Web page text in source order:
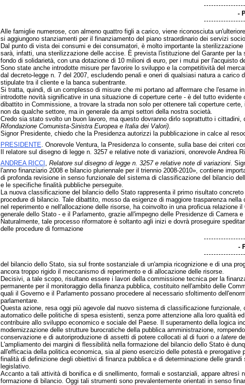
Alle famiglie numerose, con almeno quattro figli a carico, viene riconosciuta
si aggiungono stanziamenti per il finanziamento del piano straordinario dei servizi
Dal punto di vista dei consumi e dei consumatori, è molto importante la
sarà, infatti, una sterilizzazione delle accise. È prevista l'istituzione del Garante per
fondo di solidarietà, con una dotazione di 10 milioni di euro, per i mutui per l'acquisto
Sono state anche introdotte misure per favorire lo sviluppo e la competitività del
dal decreto-legge n. 7 del 2007, escludendo penali e oneri di qualsiasi natura a
stipulate tra il cliente e la banca subentrante.
Si tratta, quindi, di un complesso di misure che mi portano ad affermare che l'esame
introdotte novità significative in una situazione di coperture certe - è del tutto
dibattito in Commissione, a trovare la strada non solo per ottenere tali coperture
non da qualche settore, ma in generale da ampi settori della nostra società.
Credo sia stato svolto un buon lavoro, ma questo dovranno dirlo soprattutto i cittadini,
Rifondazione Comunista-Sinistra Europea e Italia dei Valori).
Signor Presidente, chiedo che la Presidenza autorizzi la pubblicazione in calce al
PRESIDENTE . Onorevole Ventura, la Presidenza lo consente, sulla base dei criteri
Il relatore sul disegno di legge n. 3257 e relative note di variazioni, onorevole Andrea
ANDREA RICCI Relatore sul disegno di legge n. 3257 e relative note di variazioni.
l'anno finanziario 2008 e bilancio pluriennale per il triennio 2008-2010», contiene
di profonda revisione in senso funzionale del sistema di classificazione del bilancio
e le specifiche finalità pubbliche perseguite.
La nuova classificazione del bilancio dello Stato rappresenta il primo risultato
procedure di bilancio. Tale dibattito, mosso da esigenze di maggiore trasparenza
nel reperimento e nell'allocazione delle risorse, ha coinvolto in una proficua relazione
generale dello Stato - e il Parlamento, grazie all'impegno delle Presidenze di Camera
Naturalmente, tale processo riformatore è soltanto agli inizi e dovrà proseguire
delle procedure di formazione
del bilancio dello Stato, sia sul fronte sostanziale di un'ampia ricognizione e di una
ancora troppo rigido il meccanismo di reperimento e di allocazione delle risorse.
Decisivi, a tale scopo, risultano essere i lavori della commissione tecnica per la
permanente per il monitoraggio della finanza pubblica, costituito nell'ambito delle
quali il Governo e il Parlamento possano procedere al necessario sfoltimento
parlamentare.
Questa azione, resa oggi più agevole dal nuovo sistema di classificazione
automatico delle politiche di spesa esistenti, senza porre attenzione alla loro qualità
contribuire allo sviluppo economico e sociale del Paese. Il superamento della logica
modernizzazione delle strutture burocratiche della pubblica amministrazione,
conservazione e di autoriproduzione di assetti di potere collocati al di fuori o a latere
L'ampliamento dei margini di flessibilità nella formazione del bilancio dello Stato è
all'efficacia della politica economica, sia al pieno esercizio delle potestà e
finalità di definizione degli obiettivi di finanza pubblica e di determinazione delle
legislativo.
Accanto a tali attività di bonifica e di snellimento, formali e sostanziali, appare
formazione di bilancio. Oggi tali strumenti sono prevalentemente orientati in senso